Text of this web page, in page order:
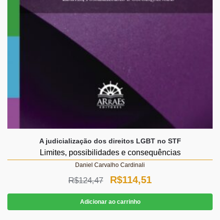
A judicialização dos direitos LGBT no STF
Limites, possibilidades e consequências
Daniel Carvalho Cardinali
R$124,47
O
preço
original
R$114,51
preço
atual
Adicionar ao carrinho